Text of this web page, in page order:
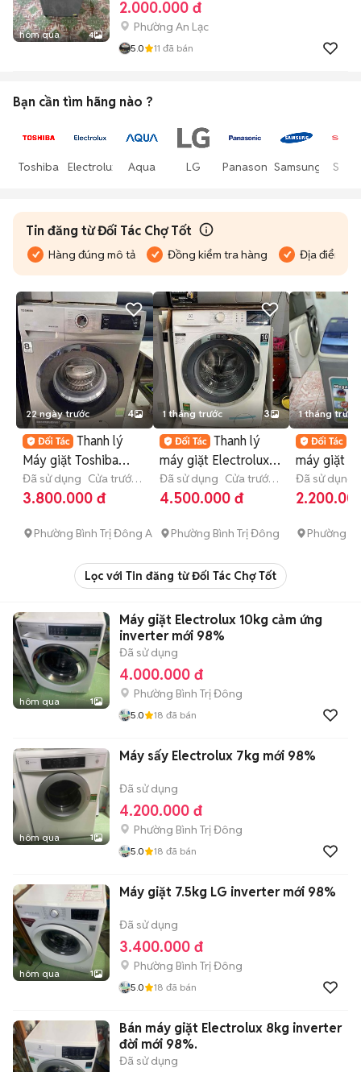
hôm qua 4
2.000.000 đ
Phường An Lạc
5.0 11 đã bán
Bạn cần tìm hãng nào ?
Toshiba Electrolux Aqua LG PanasonicSamsung
Tin đăng từ Đối Tác Chợ Tốt
Hàng đúng mô tả Đồng kiểm tra hàng Địa điểm
22 ngày trước 4
Thanh lý
Máy giặt Toshiba
8.5kg inverter có ship
Đã sử dụng Cửa trước
(lồng ngang) 8 - 8.9 kg
3.800.000 đ
Phường Bình Trị Đông A
1 tháng trước 3
Thanh lý
máy giặt Electrolux
inverter 10kg
Đã sử dụng Cửa trước
(lồng ngang) > 10 kg
4.500.000 đ
Phường Bình Trị Đông
1 tháng trước
máy giặt
inverter
Đã sử dụng
(lồng đứng)
Phường
Lọc với Tin đăng từ Đối Tác Chợ Tốt
hôm qua 1
Máy giặt Electrolux 10kg cảm ứng
inverter mới 98%
Đã sử dụng
4.000.000 đ
Phường Bình Trị Đông
5.0 18 đã bán
hôm qua 1
Máy sấy Electrolux 7kg mới 98%
Đã sử dụng
4.200.000 đ
Phường Bình Trị Đông
5.0 18 đã bán
hôm qua 1
Máy giặt 7.5kg LG inverter mới 98%
Đã sử dụng
3.400.000 đ
Phường Bình Trị Đông
5.0 18 đã bán
Bán máy giặt Electrolux 8kg inverter
đời mới 98%.
Đã sử dụng